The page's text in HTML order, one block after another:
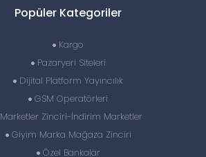
Popüler Kategoriler
Kargo
Pazaryeri Siteleri
Dijital Platform Yayıncılık
GSM Operatörleri
Marketler Zinciri-İndirim Marketler
Giyim Marka Mağaza Zinciri
Özel Bankalar